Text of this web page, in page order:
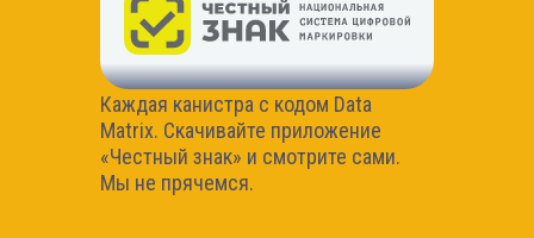
Каждая канистра с кодом Data
Matrix. Скачивайте приложение
«Честный знак» и смотрите сами.
Мы не прячемся.